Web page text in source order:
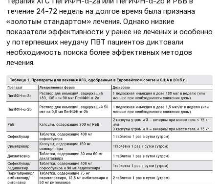
течение 24–72 недель на долгое время была признана
«золотым стандартом» лечения. Однако низкие
показатели эффективности у ранее не леченых и особенно
у потерпевших неудачу ПВТ пациентов диктовали
необходимость поиска более эффективных методов
лечения.